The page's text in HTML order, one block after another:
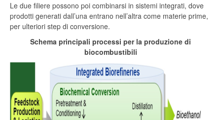
Le due filiere possono poi combinarsi in sistemi integrati, dove
prodotti generati dall’una entrano nell’altra come materie prime,
per ulteriori step di conversione.
Schema principali processi per la produzione di
biocombustibili